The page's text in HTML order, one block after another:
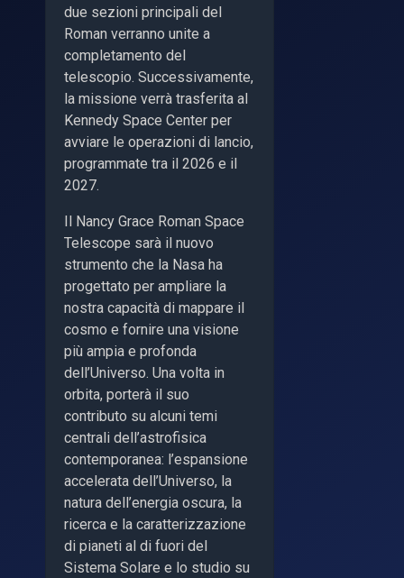
due sezioni principali del
Roman verranno unite a
completamento del
telescopio. Successivamente,
la missione verrà trasferita al
Kennedy Space Center per
avviare le operazioni di lancio,
programmate tra il 2026 e il
2027.
Il Nancy Grace Roman Space
Telescope sarà il nuovo
strumento che la Nasa ha
progettato per ampliare la
nostra capacità di mappare il
cosmo e fornire una visione
più ampia e profonda
dell’Universo. Una volta in
orbita, porterà il suo
contributo su alcuni temi
centrali dell’astrofisica
contemporanea: l’espansione
accelerata dell’Universo, la
natura dell’energia oscura, la
ricerca e la caratterizzazione
di pianeti al di fuori del
Sistema Solare e lo studio su